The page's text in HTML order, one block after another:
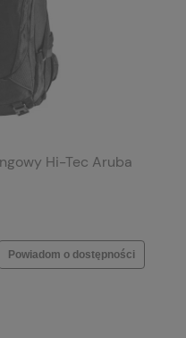
Hi-Tec Aruba
Powiadom o dostępności